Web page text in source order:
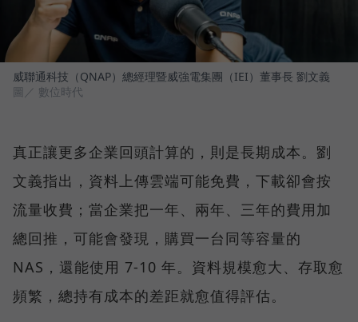
威聯通科技（QNAP）總經理暨威強電集團（IEI）董事長 劉文義
圖／ 數位時代
真正讓更多企業回頭計算的，則是長期成本。劉
文義指出，資料上傳雲端可能免費，下載卻會按
流量收費；當企業把一年、兩年、三年的費用加
總回推，可能會發現，購買一台同等容量的
NAS，還能使用 7-10 年。資料規模愈大、存取愈
頻繁，總持有成本的差距就愈值得評估。